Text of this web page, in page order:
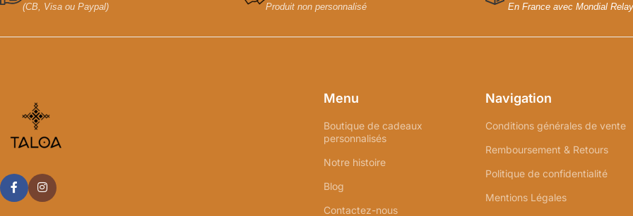
(CB, Visa ou Paypal) Produit non personnalisé En France avec Mondial Relay
Menu
Boutique de cadeaux
personnalisés
Notre histoire
Blog
Contactez-nous
Navigation
Conditions générales de vente
Remboursement & Retours
Politique de confidentialité
Mentions Légales